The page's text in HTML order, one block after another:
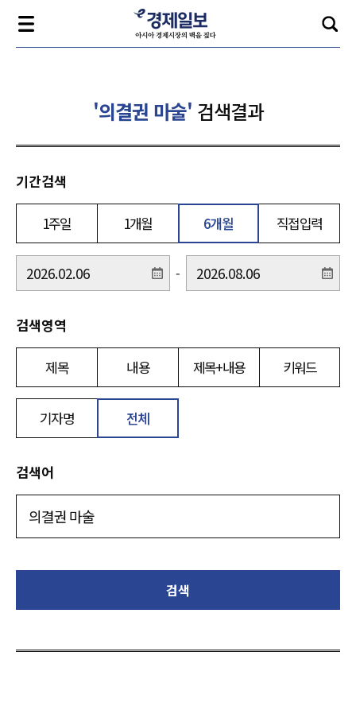
'의결권 마술' 검색결과
기간검색
1주일 1개월 6개월 직접입력
-
검색영역
제목 내용 제목+내용 키워드
기자명 전체
검색어
검색